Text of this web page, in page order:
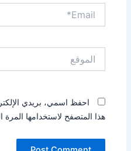
احفظ اسمي، بريدي
هذا المتصفح لاستخدامها المرة